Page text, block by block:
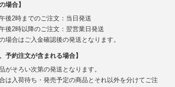
場合】
後2時までのご注文：当日発送
後2時以降のご注文：翌営業日発送
場合はご入金確認後の発送となります。
予約注文が含まれる場合】
がそろい次第の発送となります。
は入荷待ち・発売予定の商品とそれ以外を分けてご注